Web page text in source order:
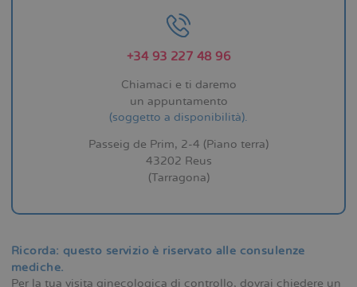
+34 93 227 48 96
Chiamaci e ti daremo
un appuntamento
(soggetto a disponibilità).
Passeig de Prim, 2-4 (Piano terra)
43202 Reus
(Tarragona)
Ricorda: questo servizio è riservato alle consulenze
mediche.
Per la tua visita ginecologica di controllo, dovrai chiedere un